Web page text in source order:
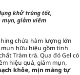
khử trùng tốt,
mụn, giảm viêm
chứa hàm lượng lớn
hữu hiệu gồm tinh
Tràm trà. Qua đó Gel có
hiệu quả, giảm mụn,
khỏe, mịn màng tự